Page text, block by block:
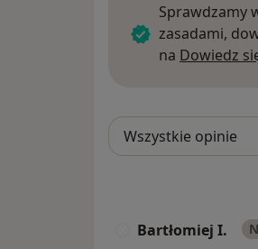
Sprawdzamy
zasadami,
na Dowiedz
Bartłomiej I.